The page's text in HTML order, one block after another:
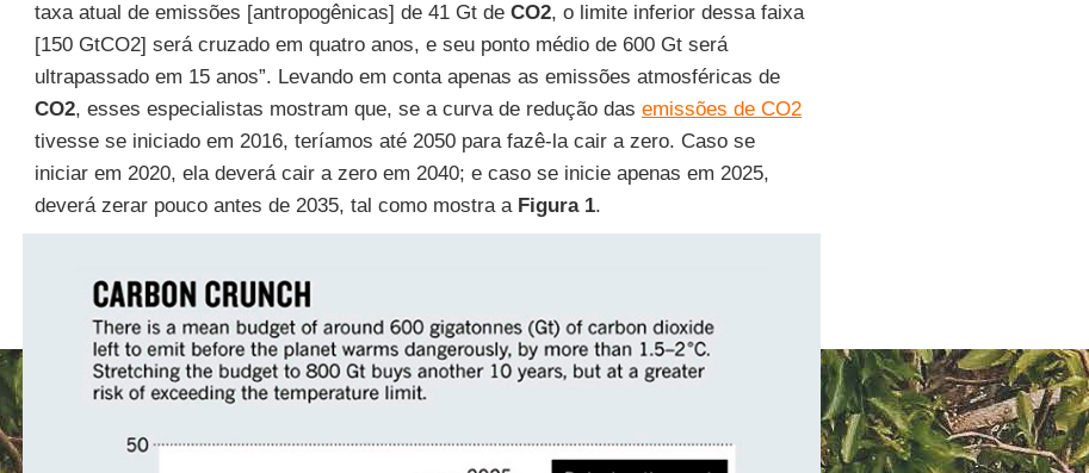
taxa atual de emissões [antropogênicas] de 41 Gt de CO2, o limite inferior dessa faixa
[150 GtCO2] será cruzado em quatro anos, e seu ponto médio de 600 Gt será
ultrapassado em 15 anos”. Levando em conta apenas as emissões atmosféricas de
CO2, esses especialistas mostram que, se a curva de redução das emissões de CO2
tivesse se iniciado em 2016, teríamos até 2050 para fazê-la cair a zero. Caso se
iniciar em 2020, ela deverá cair a zero em 2040; e caso se inicie apenas em 2025,
deverá zerar pouco antes de 2035, tal como mostra a Figura 1.